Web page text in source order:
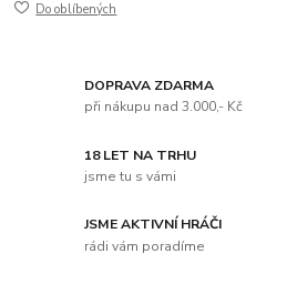
Do oblíbených
DOPRAVA ZDARMA
při nákupu nad 3.000,- Kč
18 LET NA TRHU
jsme tu s vámi
JSME AKTIVNÍ HRÁČI
rádi vám poradíme